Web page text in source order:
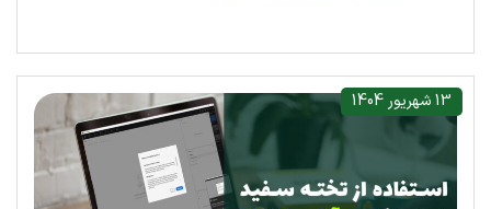
13 شهریور 1404